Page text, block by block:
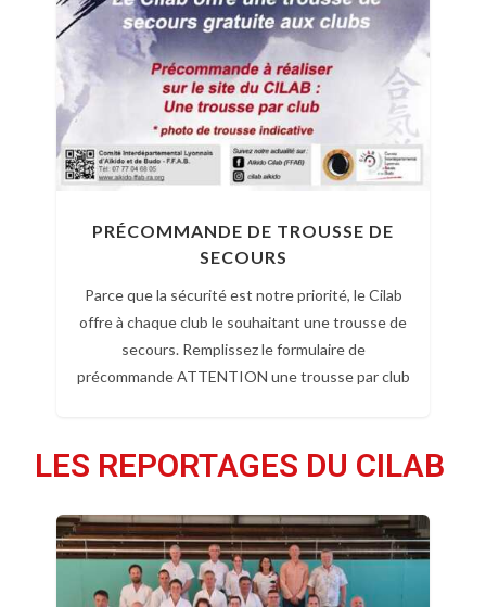
PRÉCOMMANDE DE TROUSSE DE
SECOURS
Parce que la sécurité est notre priorité, le Cilab
offre à chaque club le souhaitant une trousse de
secours. Remplissez le formulaire de
précommande ATTENTION une trousse par club
LES REPORTAGES DU CILAB